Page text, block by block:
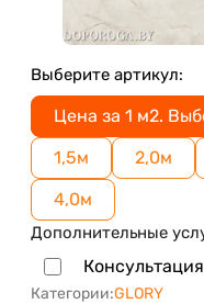
Выберите артикул:
Цена за 1 м2.
1,5м
2,0м
4,0м
Дополнительные
Категории:GLORY